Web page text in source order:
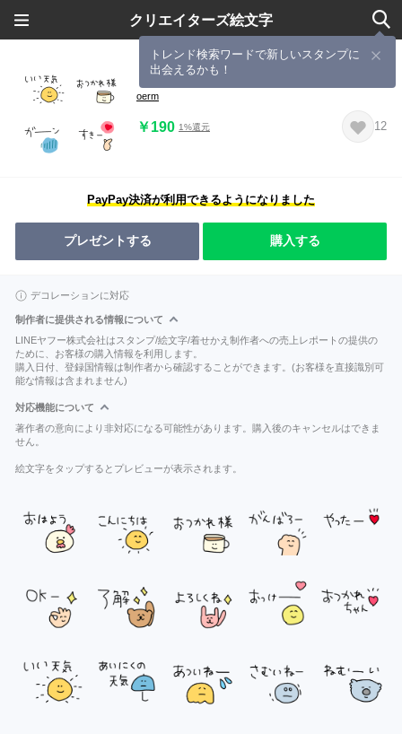
クリエイターズ絵文字
トレンド検索ワードで新しいスタンプに
出会えるかも！
「ちょっと一言リアクション」
oerm
￥190 1%還元 12
PayPay決済が利用できるようになりました
プレゼントする 購入する
デコレーションに対応
制作者に提供される情報について
LINEヤフー株式会社はスタンプ/絵文字/着せかえ制作者への売上レポートの提供の
ために、お客様の購入情報を利用します。
購入日付、登録国情報は制作者から確認することができます。(お客様を直接識別可
能な情報は含まれません)
対応機能について
著作者の意向により非対応になる可能性があります。購入後のキャンセルはできま
せん。
絵文字をタップするとプレビューが表示されます。